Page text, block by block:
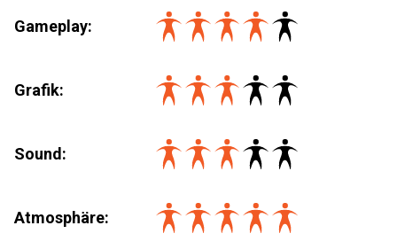
Gameplay:
Grafik:
Sound:
Atmosphäre: